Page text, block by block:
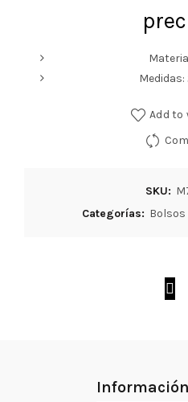
Medidas:
Add
SKU:
Categorías: Bolsos